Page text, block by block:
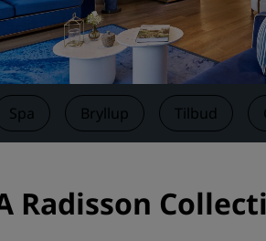
Søk
Spa Bryllup Tilbud
Radisson